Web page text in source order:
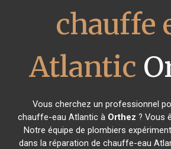
chauffe
Atlantic
Vous cherchez un professionnel
chauffe-eau Atlantic à Orthez ? Vous
Notre équipe de plombiers
dans la réparation de chauffe-eau